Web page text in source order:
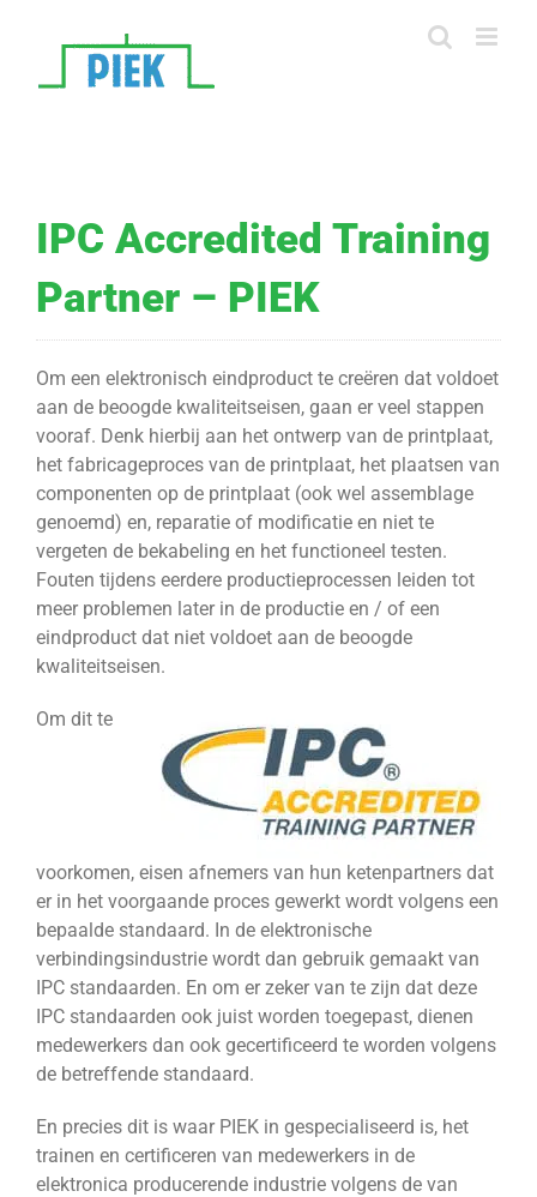
IPC Accredited Training
Partner – PIEK
Om een elektronisch eindproduct te creëren dat voldoet
aan de beoogde kwaliteitseisen, gaan er veel stappen
vooraf. Denk hierbij aan het ontwerp van de printplaat,
het fabricageproces van de printplaat, het plaatsen van
componenten op de printplaat (ook wel assemblage
genoemd) en, reparatie of modificatie en niet te
vergeten de bekabeling en het functioneel testen.
Fouten tijdens eerdere productieprocessen leiden tot
meer problemen later in de productie en / of een
eindproduct dat niet voldoet aan de beoogde
kwaliteitseisen.
Om dit te
voorkomen, eisen afnemers van hun ketenpartners dat
er in het voorgaande proces gewerkt wordt volgens een
bepaalde standaard. In de elektronische
verbindingsindustrie wordt dan gebruik gemaakt van
IPC standaarden. En om er zeker van te zijn dat deze
IPC standaarden ook juist worden toegepast, dienen
medewerkers dan ook gecertificeerd te worden volgens
de betreffende standaard.
En precies dit is waar PIEK in gespecialiseerd is, het
trainen en certificeren van medewerkers in de
elektronica producerende industrie volgens de van